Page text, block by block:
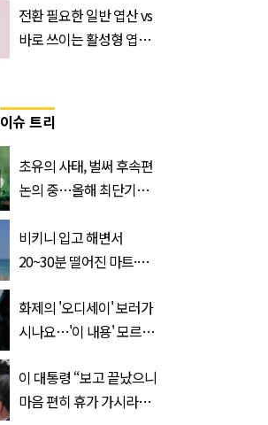
전환 필요한 일반 엽산 vs
바로 쓰이는 활성형 엽
이슈 트리
초유의 사태, 벌써 후속편
논의 중…올해 최단기간
정체
비키니 입고 해변서
20~30분 떨어진 마트·주
속출, 반응 폭발
화제의 '오디세이' 보러가
시나요…'이 내용' 모르고
이 대통령 “보고 끝났으니
마음 편히 휴가 가시라…